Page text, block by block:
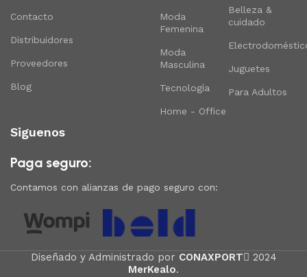
Contacto
Distribuidores
Proveedores
Blog
Moda
Femenina
Moda
Masculina
Tecnología
Home - Office
Belleza &
cuidado
Juguetes
Para Adultos
Siguenos
Paga seguro:
Contamos con alianzas de pago seguro con:
Diseñado y Administrado por CONAXPORT
2024
MerKealo.